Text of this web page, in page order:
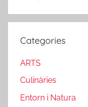
Categories
ARTS
Culinàries
Entorn i Natura